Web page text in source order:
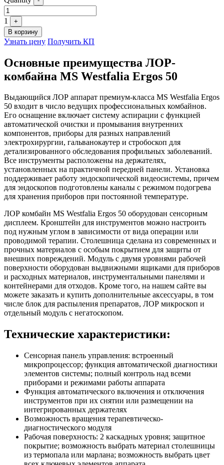
1
+
В корзину
Узнать цену Получить КП
Основные преимущества ЛОР-
комбайна MS Westfalia Ergos 50
Выдающийся ЛОР аппарат премиум-класса MS Westfalia Ergos
50 входит в число ведущих профессиональных комбайнов.
Его оснащение включает систему аспирации с функцией
автоматической очистки и промывания внутренних
компонентов, приборы для разных направлений
электрохирургии, гальванокаутер и стробоскоп для
детализированного обследования профильных заболеваний.
Все инструменты расположены на держателях,
установленных на практичной передней панели. Установка
поддерживает работу эндоскопической видеосистемы, причем
для эндоскопов подготовлены каналы с режимом подогрева
для хранения приборов при постоянной температуре.
ЛОР комбайн MS Westfalia Ergos 50 оборудован сенсорным
дисплеем. Кронштейн для инструментов можно настроить
под нужным углом в зависимости от вида операции или
проводимой терапии. Столешница сделана из современных и
прочных материалов с особым покрытием для защиты от
внешних повреждений. Модуль с двумя уровнями рабочей
поверхности оборудован выдвижными ящиками для приборов
и расходных материалов, инструментальными панелями и
контейнерами для отходов. Кроме того, на нашем сайте вы
можете заказать и купить дополнительные аксессуары, в том
числе блок для распыления препаратов, ЛОР микроскоп и
отдельный модуль с негатоскопом.
Технические характеристики:
Сенсорная панель управления: встроенный
микропроцессор; функция автоматической диагностики
элементов системы; полный контроль над всеми
приборами и режимами работы аппарата
Функция автоматического включения и отключения
инструментов при их снятии или размещении на
интегрированных держателях
Возможность вращения терапевтическо-
диагностического модуля
Рабочая поверхность: 2 каскадных уровня; защитное
покрытие; возможность выбрать материал столешницы
из термопала или марлана; возможность выбрать цвет